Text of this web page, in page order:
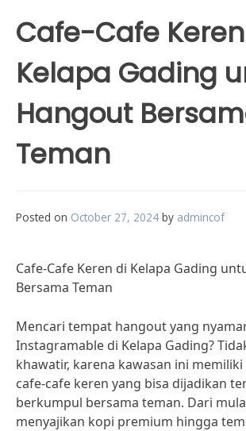
Cafe-Cafe
Kelapa Gading
Hangout
Teman
Posted on October 27, 2024 by admincof
Cafe-Cafe Keren di Kelapa Gading
Bersama Teman
Mencari tempat hangout yang
Instagramable di Kelapa Gading?
khawatir, karena kawasan ini
cafe-cafe keren yang bisa dijadikan
berkumpul bersama teman. Dari
menyajikan kopi premium hingga